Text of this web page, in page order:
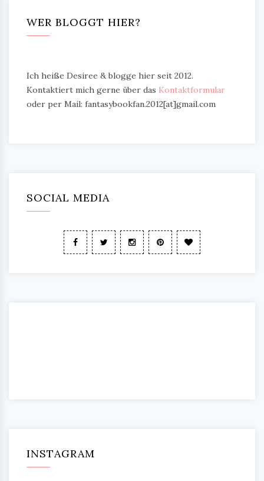
WER BLOGGT HIER?
Ich heiße Desiree & blogge hier seit 2012.
Kontaktiert mich gerne über das Kontaktformular
oder per Mail: fantasybookfan.2012[at]gmail.com
SOCIAL MEDIA
INSTAGRAM